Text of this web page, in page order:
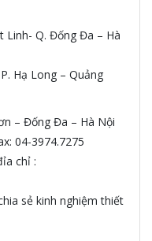
Linh- Q. Đống Đa – Hà
Hạ Long – Quảng
– Đống Đa – Hà Nội
04-3974.7275
chỉ :
sẻ kinh nghiệm thiết